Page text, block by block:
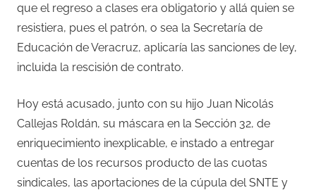
que el regreso a clases era obligatorio y allá quien se
resistiera, pues el patrón, o sea la Secretaría de
Educación de Veracruz, aplicaría las sanciones de ley,
incluida la rescisión de contrato.
Hoy está acusado, junto con su hijo Juan Nicolás
Callejas Roldán, su máscara en la Sección 32, de
enriquecimiento inexplicable, e instado a entregar
cuentas de los recursos producto de las cuotas
sindicales, las aportaciones de la cúpula del SNTE y